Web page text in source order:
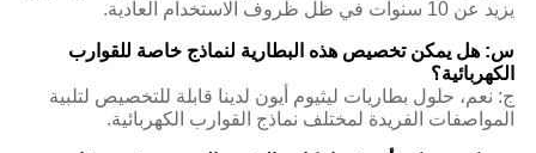
يزيد عن 10 سنوات في ظل ظروف الاستخدام العادية.
س: هل يمكن تخصيص هذه البطارية لنماذج خاصة للقوارب
الكهربائية؟
ج: نعم، حلول بطاريات ليثيوم أيون لدينا قابلة للتخصيص لتلبية
المواصفات الفريدة لمختلف نماذج القوارب الكهربائية.